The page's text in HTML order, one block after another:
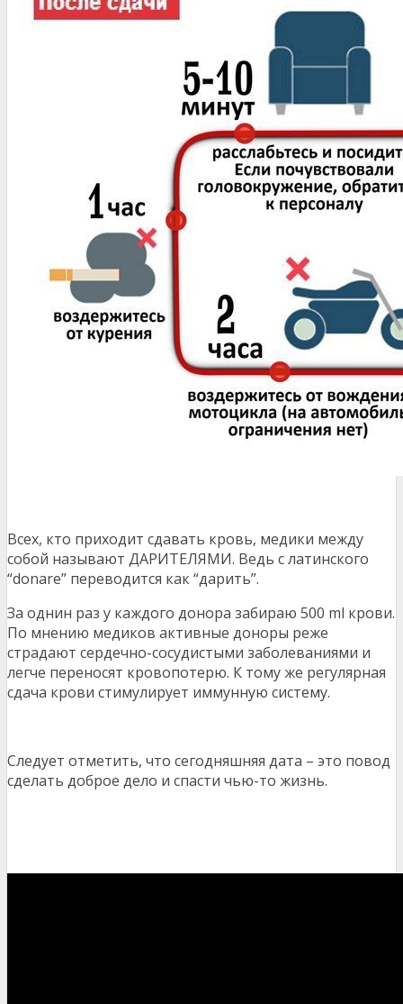
Всех, кто приходит сдавать кровь, медики между
собой называют ДАРИТЕЛЯМИ. Ведь с латинского
“donare” переводится как “дарить”.
За однин раз у каждого донора забираю 500 ml крови.
По мнению медиков активные доноры реже
страдают сердечно-сосудистыми заболеваниями и
легче переносят кровопотерю. К тому же регулярная
сдача крови стимулирует иммунную систему.
Следует отметить, что сегодняшняя дата – это повод
сделать доброе дело и спасти чью-то жизнь.